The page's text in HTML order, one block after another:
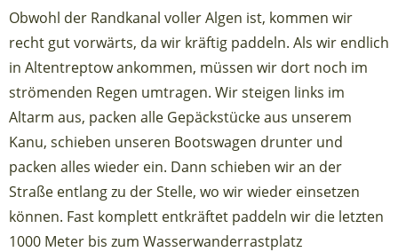
Obwohl der Randkanal voller Algen ist, kommen wir
recht gut vorwärts, da wir kräftig paddeln. Als wir endlich
in Altentreptow ankommen, müssen wir dort noch im
strömenden Regen umtragen. Wir steigen links im
Altarm aus, packen alle Gepäckstücke aus unserem
Kanu, schieben unseren Bootswagen drunter und
packen alles wieder ein. Dann schieben wir an der
Straße entlang zu der Stelle, wo wir wieder einsetzen
können. Fast komplett entkräftet paddeln wir die letzten
1000 Meter bis zum Wasserwanderrastplatz